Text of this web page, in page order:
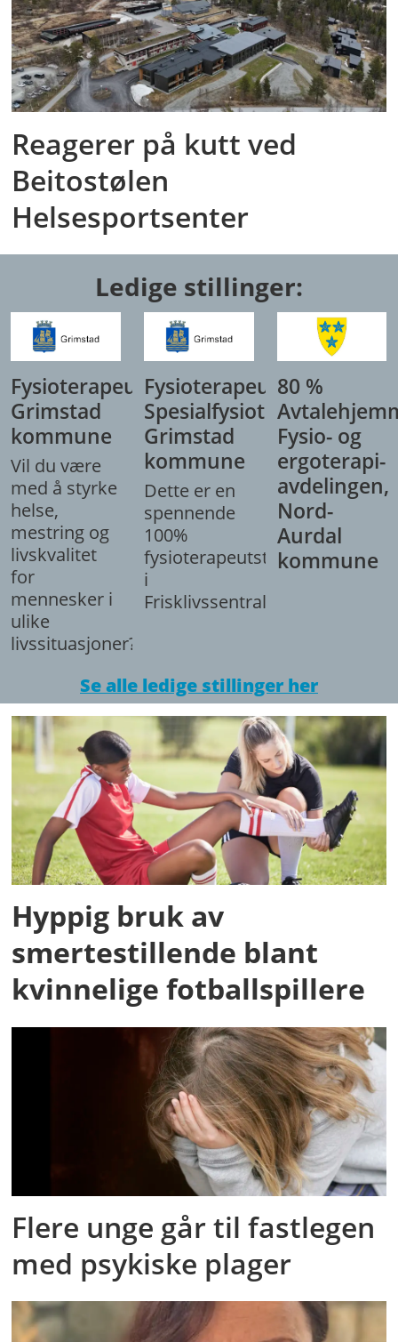
Reagerer på kutt ved
Beitostølen
Helsesportsenter
Ledige stillinger:
Fysioterapeut,
Grimstad
kommune
Vil du være
med å styrke
helse,
mestring og
livskvalitet
for
mennesker i
ulike
livssituasjoner?
Fysioterapeut/
Spesialfysioterapeut,
Grimstad
kommune
Dette er en
spennende
100%
fysioterapeutstilling
i
Frisklivssentralen.
80 %
Fysio- og
ergoterapi-
avdelingen,
Nord-
Aurdal
kommune
Se alle ledige stillinger her
Hyppig bruk av
smertestillende blant
kvinnelige fotballspillere
Flere unge går til fastlegen
med psykiske plager